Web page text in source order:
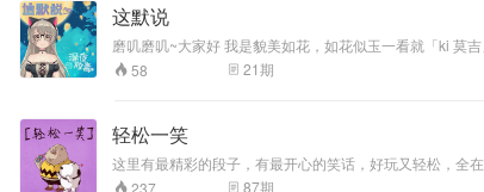
这默说
磨叽磨叽~大家好 我是貌美如花，如花似玉一看就「ki 莫
很简单，一共三个： 「默默酱的睡前吐槽」「默默酱的
（mmnwdr）」 爱你们呦，喵~
58 21期
轻松一笑
这里有最精彩的段子，有最开心的笑话，好玩又轻松，全
237
87期